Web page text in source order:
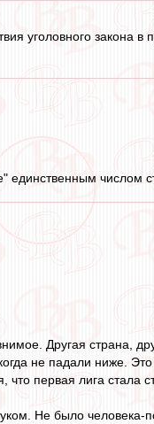
уголовного закона
единственным числом
Другая страна,
не падали ниже.
первая лига стала
Не было